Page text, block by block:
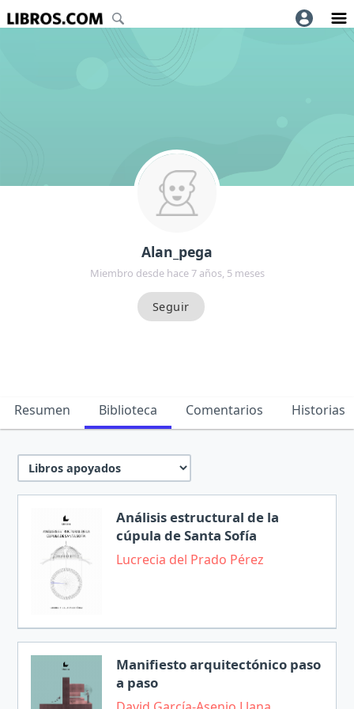
Alan_pega
Miembro desde hace 7 años, 5 meses
Resumen Biblioteca Comentarios Historias
Análisis estructural de la
cúpula de Santa Sofía
Lucrecia del Prado Pérez
Manifiesto arquitectónico paso
a paso